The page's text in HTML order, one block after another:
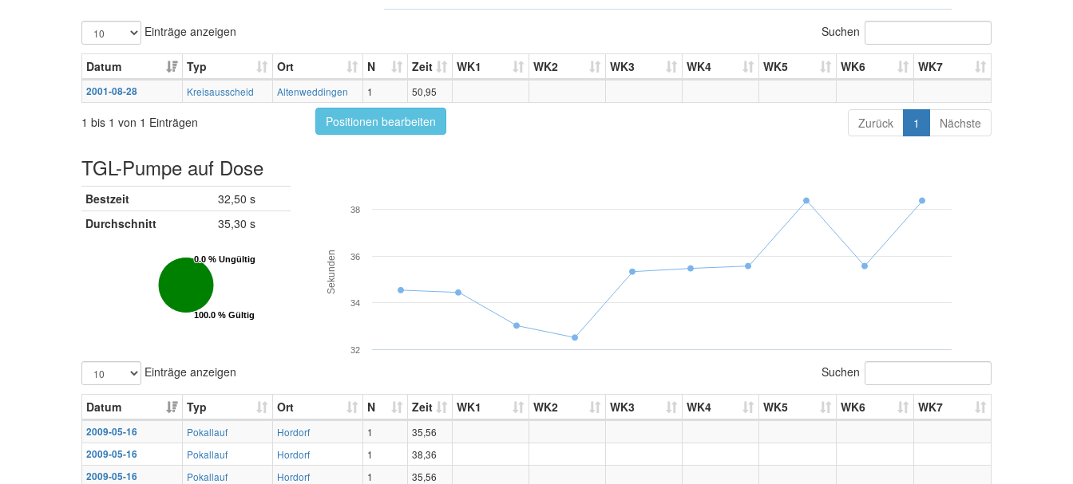
Einträge anzeigen Suchen
Datum Typ Ort N Zeit WK1 WK2 WK3 WK4 WK5 WK6 WK7
2001-08-28 Kreisausscheid Altenweddingen 1 50,95
1 bis 1 von 1 Einträgen Positionen bearbeiten Zurück 1 Nächste
TGL-Pumpe auf Dose
Bestzeit
32,50 s
Durchschnitt
35,30 s
0.0 % Ungültig
0.0 % Ungültig
100.0 % Gültig
100.0 % Gültig
Sekunden
32
34
36
38
Einträge anzeigen Suchen
Datum Typ Ort N Zeit WK1 WK2 WK3 WK4 WK5 WK6 WK7
2009-05-16 Pokallauf Hordorf 1
35,56
2009-05-16
Pokallauf Hordorf 1
38,36
2009-05-16
Pokallauf Hordorf 1
35,56